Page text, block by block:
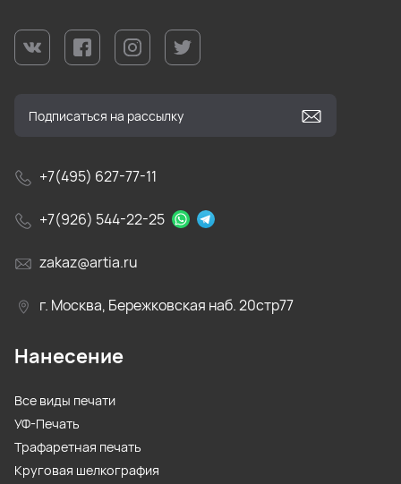
+7(495) 627-77-11
+7(926) 544-22-25
zakaz@artia.ru
г. Москва, Бережковская наб. 20стр77
Нанесение
Все виды печати
УФ-Печать
Трафаретная печать
Круговая шелкография